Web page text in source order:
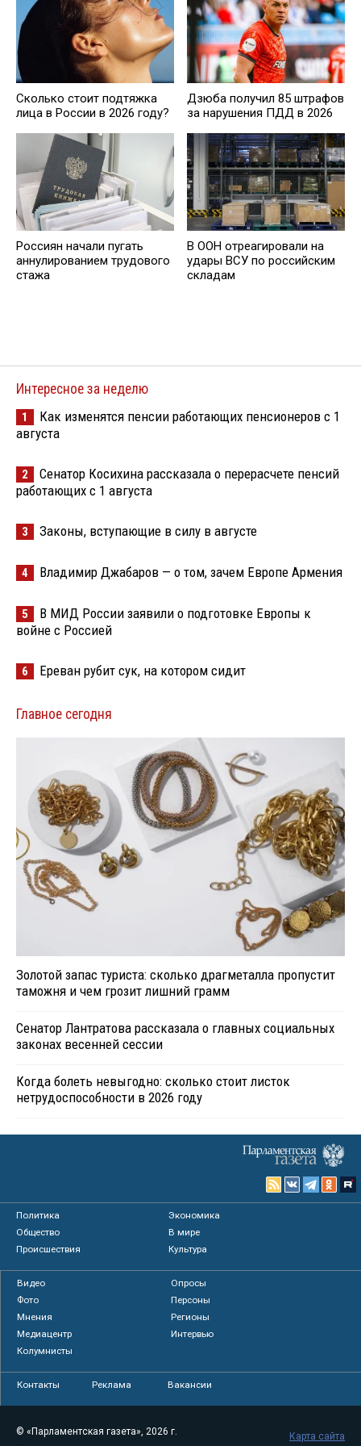
Сколько стоит подтяжка
лица в России в 2026 году?
Дзюба получил 85 штрафов
за нарушения ПДД в 2026
Россиян начали пугать
аннулированием трудового
стажа
В ООН отреагировали на
удары ВСУ по российским
складам
Интересное за неделю
1
Как изменятся пенсии работающих пенсионеров с 1
августа
2
Сенатор Косихина рассказала о перерасчете пенсий
работающих с 1 августа
3 Законы, вступающие в силу в августе
4 Владимир Джабаров — о том, зачем Европе Армения
5
В МИД России заявили о подготовке Европы к
войне с Россией
6 Ереван рубит сук, на котором сидит
Главное сегодня
Золотой запас туриста: сколько драгметалла пропустит
таможня и чем грозит лишний грамм
Сенатор Лантратова рассказала о главных социальных
законах весенней сессии
Когда болеть невыгодно: сколько стоит листок
нетрудоспособности в 2026 году
Политика
Экономика
Общество
В мире
Происшествия
Культура
Видео
Опросы
Фото
Персоны
Мнения
Регионы
Медиацентр
Интервью
Колумнисты
Контакты Реклама Вакансии
© «Парламентская газета», 2026 г.
Карта сайта